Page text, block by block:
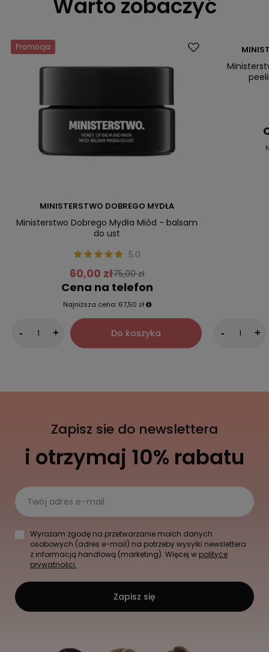
Warto zobaczyć
Promocja
MINISTERSTWO DOBREGO MYDŁA
Ministerstwo Dobrego Mydła Miód - balsam
do ust
5.0
60,00 zł75,00 zł
Cena na telefon
Najniższa cena: 67,50 zł
- + Do koszyka
Promocja
- +
Zapisz sie do newslettera
i otrzymaj 10% rabatu
Twój adres e-mail
Wyrażam zgodę na przetwarzanie moich danych
osobowych (adres e-mail) na potrzeby wysyłki newslettera
z informacją handlową (marketing). Więcej w polityce
prywatności.
Zapisz się